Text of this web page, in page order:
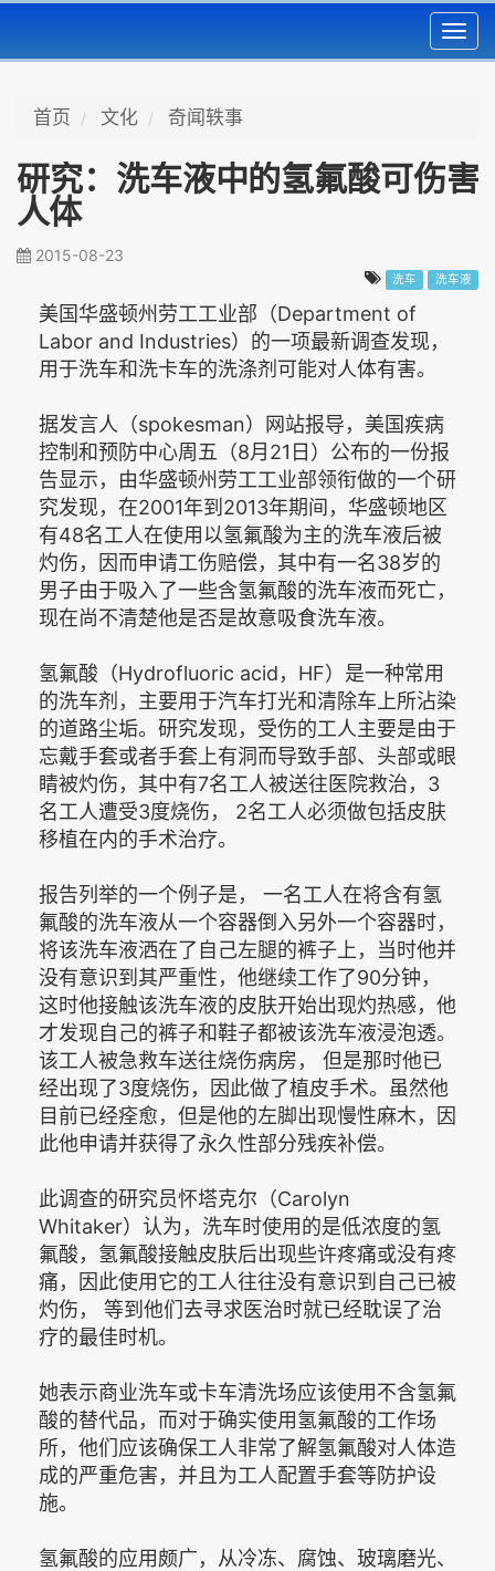
首页 文化 奇闻轶事
研究：洗车液中的氢氟酸可伤害
人体
2015-08-23
洗车 洗车液
美国华盛顿州劳工工业部（Department of
Labor and Industries）的一项最新调查发现，
用于洗车和洗卡车的洗涤剂可能对人体有害。
据发言人（spokesman）网站报导，美国疾病
控制和预防中心周五（8月21日）公布的一份报
告显示，由华盛顿州劳工工业部领衔做的一个研
究发现，在2001年到2013年期间，华盛顿地区
有48名工人在使用以氢氟酸为主的洗车液后被
灼伤，因而申请工伤赔偿，其中有一名38岁的
男子由于吸入了一些含氢氟酸的洗车液而死亡，
现在尚不清楚他是否是故意吸食洗车液。
氢氟酸（Hydrofluoric acid，HF）是一种常用
的洗车剂，主要用于汽车打光和清除车上所沾染
的道路尘垢。研究发现，受伤的工人主要是由于
忘戴手套或者手套上有洞而导致手部、头部或眼
睛被灼伤，其中有7名工人被送往医院救治，3
名工人遭受3度烧伤， 2名工人必须做包括皮肤
移植在内的手术治疗。
报告列举的一个例子是， 一名工人在将含有氢
氟酸的洗车液从一个容器倒入另外一个容器时，
将该洗车液洒在了自己左腿的裤子上，当时他并
没有意识到其严重性，他继续工作了90分钟，
这时他接触该洗车液的皮肤开始出现灼热感，他
才发现自己的裤子和鞋子都被该洗车液浸泡透。
该工人被急救车送往烧伤病房， 但是那时他已
经出现了3度烧伤，因此做了植皮手术。虽然他
目前已经痊愈，但是他的左脚出现慢性麻木，因
此他申请并获得了永久性部分残疾补偿。
此调查的研究员怀塔克尔（Carolyn
Whitaker）认为，洗车时使用的是低浓度的氢
氟酸，氢氟酸接触皮肤后出现些许疼痛或没有疼
痛，因此使用它的工人往往没有意识到自己已被
灼伤， 等到他们去寻求医治时就已经耽误了治
疗的最佳时机。
她表示商业洗车或卡车清洗场应该使用不含氢氟
酸的替代品，而对于确实使用氢氟酸的工作场
所，他们应该确保工人非常了解氢氟酸对人体造
成的严重危害，并且为工人配置手套等防护设
施。
氢氟酸的应用颇广，从冷冻、腐蚀、玻璃磨光、